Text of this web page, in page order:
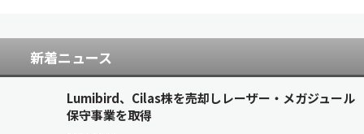
新着ニュース
Lumibird、Cilas株を売却しレーザー・メガジュール
保守事業を取得